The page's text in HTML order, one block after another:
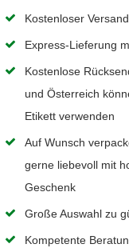
Kostenloser
Express-Lieferung
Kostenlose
und Österreich
Etikett verwenden
Auf Wunsch
gerne liebevoll mit
Geschenk
Große Auswahl zu
Kompetente